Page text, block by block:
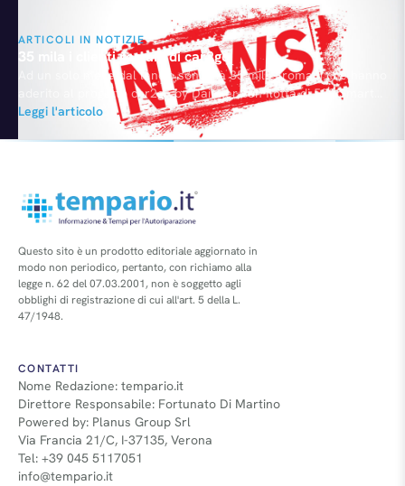
ARTICOLI IN NOTIZIE
35 mila i clienti romani di car2go
Ad un solo mese dal lancio sono già 35 mila i romani che hanno
aderito al progetto car2go by Daimler con flotta di 500 Smart
ForTwo. Il grande entusiasmo è dimostrato anche dalle
centinaia di registrazioni giornaliere e da oltre 1.000 noleggi
Leggi l'articolo
Questo sito è un prodotto editoriale aggiornato in
modo non periodico, pertanto, con richiamo alla
legge n. 62 del 07.03.2001, non è soggetto agli
obblighi di registrazione di cui all'art. 5 della L.
47/1948.
CONTATTI
Nome Redazione: tempario.it
Direttore Responsabile: Fortunato Di Martino
Powered by: Planus Group Srl
Via Francia 21/C, I-37135, Verona
Tel: +39 045 5117051
info@tempario.it